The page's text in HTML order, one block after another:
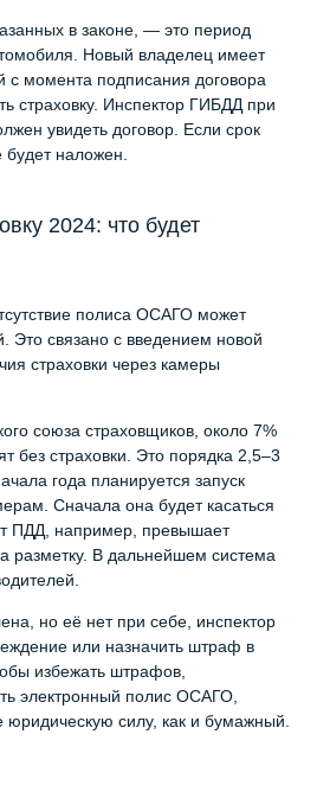
в законе, — это период
Новый владелец имеет
с момента подписания договора
страховку. Инспектор ГИБДД при
увидеть договор. Если срок
наложен.
2024: что будет
полиса ОСАГО может
Это связано с введением новой
страховки через камеры
союза страховщиков, около 7%
без страховки. Это порядка 2,5–3
года планируется запуск
Сначала она будет касаться
ПДД, например, превышает
разметку. В дальнейшем система
но её нет при себе, инспектор
или назначить штраф в
избежать штрафов,
электронный полис ОСАГО,
юридическую силу, как и бумажный.